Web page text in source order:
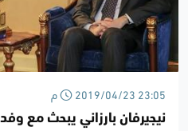
2019/04/23 23:05 م
نيجيرفان بارزاني يبحث مع